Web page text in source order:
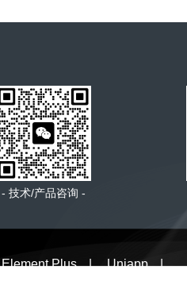
- 技术/产品咨询 -
Element Plus | Uniapp |